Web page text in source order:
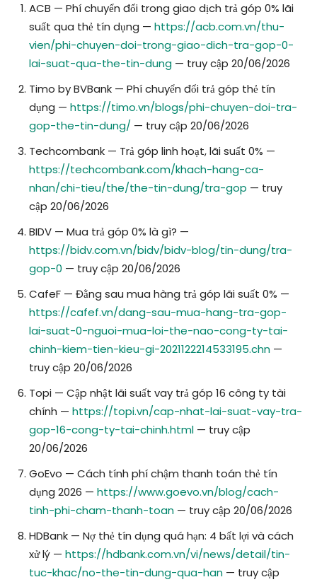
ACB — Phí chuyển đổi trong giao dịch trả góp 0% lãi
suất qua thẻ tín dụng — https://acb.com.vn/thu-
vien/phi-chuyen-doi-trong-giao-dich-tra-gop-0-
lai-suat-qua-the-tin-dung — truy cập 20/06/2026
Timo by BVBank — Phí chuyển đổi trả góp thẻ tín
dụng — https://timo.vn/blogs/phi-chuyen-doi-tra-
gop-the-tin-dung/ — truy cập 20/06/2026
Techcombank — Trả góp linh hoạt, lãi suất 0% —
https://techcombank.com/khach-hang-ca-
nhan/chi-tieu/the/the-tin-dung/tra-gop — truy
cập 20/06/2026
BIDV — Mua trả góp 0% là gì? —
https://bidv.com.vn/bidv/bidv-blog/tin-dung/tra-
gop-0 — truy cập 20/06/2026
CafeF — Đằng sau mua hàng trả góp lãi suất 0% —
https://cafef.vn/dang-sau-mua-hang-tra-gop-
lai-suat-0-nguoi-mua-loi-the-nao-cong-ty-tai-
chinh-kiem-tien-kieu-gi-2021122214533195.chn —
truy cập 20/06/2026
Topi — Cập nhật lãi suất vay trả góp 16 công ty tài
chính — https://topi.vn/cap-nhat-lai-suat-vay-tra-
gop-16-cong-ty-tai-chinh.html — truy cập
20/06/2026
GoEvo — Cách tính phí chậm thanh toán thẻ tín
dụng 2026 — https://www.goevo.vn/blog/cach-
tinh-phi-cham-thanh-toan — truy cập 20/06/2026
HDBank — Nợ thẻ tín dụng quá hạn: 4 bất lợi và cách
xử lý — https://hdbank.com.vn/vi/news/detail/tin-
tuc-khac/no-the-tin-dung-qua-han — truy cập